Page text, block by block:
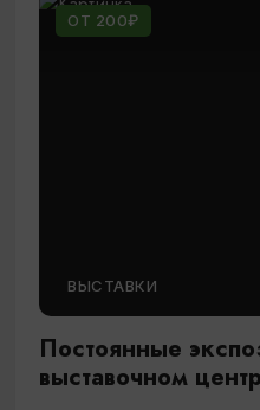
ОТ 200₽
ВЫСТАВКИ
Постоянные
выставочном